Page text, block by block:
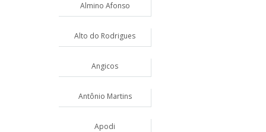
Almino Afonso
Alto do Rodrigues
Angicos
Antônio Martins
Apodi